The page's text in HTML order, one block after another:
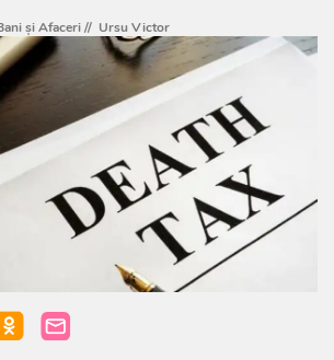
și Afaceri// Ursu Victor